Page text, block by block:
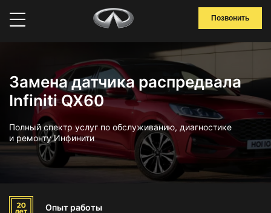
Позвонить
Замена датчика распредвала
Infiniti QX60
Полный спектр услуг по обслуживанию, диагностике
и ремонту Инфинити
Опыт работы